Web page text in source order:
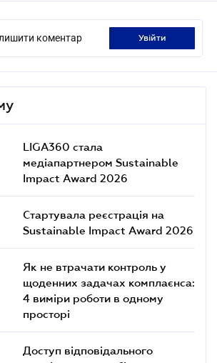
коментар увійти
LIGA360 стала
медіапартнером Sustainable
Impact Award 2026
Стартувала реєстрація на
Sustainable Impact Award 2026
Як не втрачати контроль у
щоденних задачах комплаєнса:
4 виміри роботи в одному
просторі
Доступ відповідального